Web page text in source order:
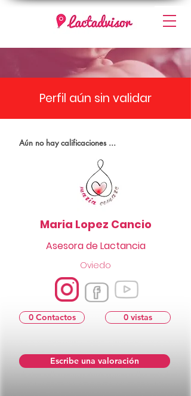
Aún no hay calificaciones ...
Escribe una valoración
0 Contactos
Oviedo
Maria Lopez Cancio
Asesora de Lactancia
0 vistas
Perfil aún sin validar